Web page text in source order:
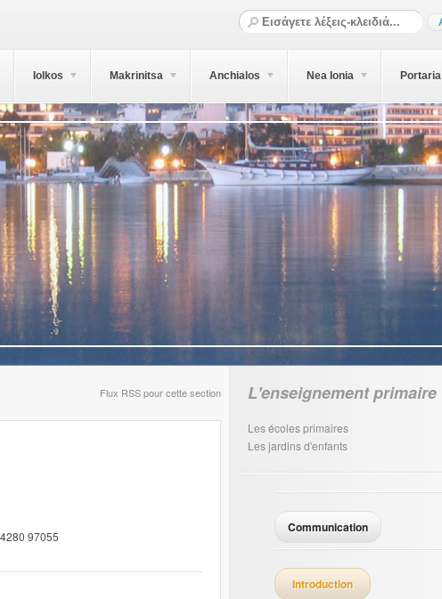
Iolkos Makrinitsa Anchialos Nea Ionia Portaria
Flux RSS pour cette section
97055
L'enseignement primaire
Les écoles primaires
Les jardins d'enfants
Communication
Introduction